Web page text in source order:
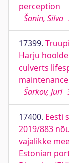
perception
Šanin, Silva
17399.
Harju
culverts
Šarkov, Juri
17400. Eesti
2019/883
vajalikke
Estonian